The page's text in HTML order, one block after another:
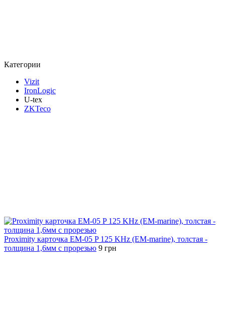
Категории
Vizit
IronLogic
U-tex
ZKTeco
Proximity карточка EM-05 P 125 KHz (EM-marine), толстая -
толщина 1,6мм с прорезью 9 грн